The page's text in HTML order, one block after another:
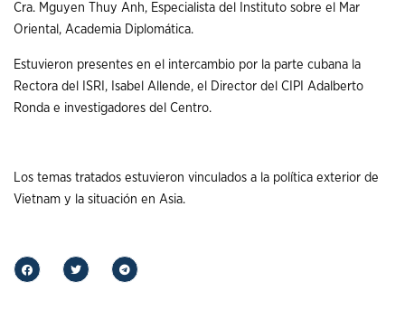
Cra. Mguyen Thuy Anh, Especialista del Instituto sobre el Mar
Oriental, Academia Diplomática.
Estuvieron presentes en el intercambio por la parte cubana la
Rectora del ISRI, Isabel Allende, el Director del CIPI Adalberto
Ronda e investigadores del Centro.
Los temas tratados estuvieron vinculados a la política exterior de
Vietnam y la situación en Asia.